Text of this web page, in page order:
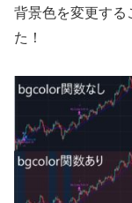
背景色を変更する
た！